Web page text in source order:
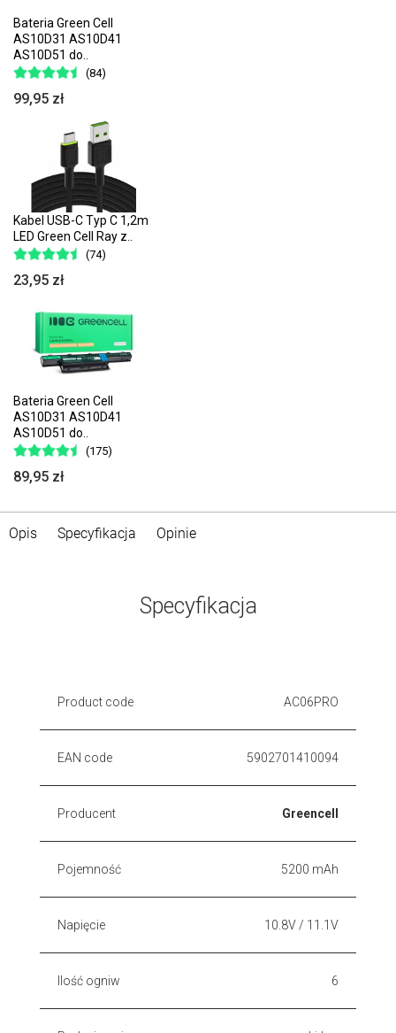
Bateria Green Cell
AS10D31 AS10D41
AS10D51 do..
(84)
99,95 zł
Kabel USB-C Typ C 1,2m
LED Green Cell Ray z..
(74)
23,95 zł
Bateria Green Cell
AS10D31 AS10D41
AS10D51 do..
(175)
89,95 zł
Opis Specyfikacja Opinie
Specyfikacja
Product code AC06PRO
EAN code 5902701410094
Producent Greencell
Pojemność 5200 mAh
Napięcie 10.8V / 11.1V
Ilość ogniw 6